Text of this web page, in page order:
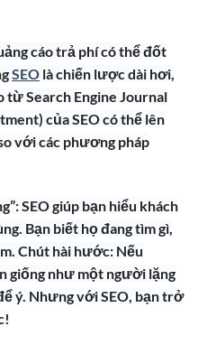
cáo trả phí có thể đốt
SEO là chiến lược dài hơi,
từ Search Engine Journal
của SEO có thể lên
với các phương pháp
SEO giúp bạn hiểu khách
Bạn biết họ đang tìm gì,
Chút hài hước: Nếu
giống như một người lặng
ý. Nhưng với SEO, bạn trở